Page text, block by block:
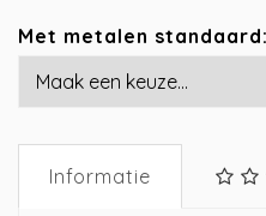
Met metalen standaard:
Informatie